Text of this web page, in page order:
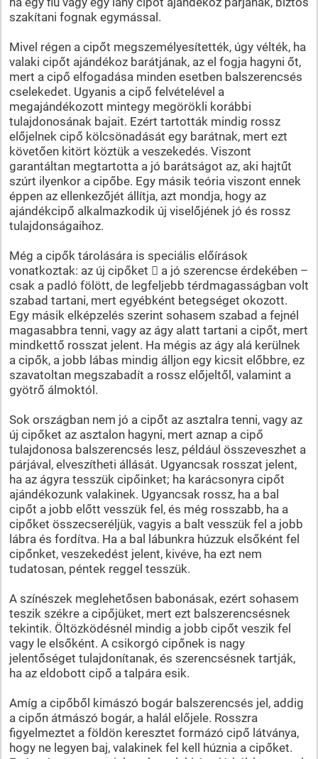
szakítani fognak egymással.
Mivel régen a cipőt megszemélyesítették, úgy vélték, ha
valaki cipőt ajándékoz barátjának, az el fogja hagyni őt,
mert a cipő elfogadása minden esetben balszerencsés
cselekedet. Ugyanis a cipő felvételével a
megajándékozott mintegy megörökli korábbi
tulajdonosának bajait. Ezért tartották mindig rossz
előjelnek cipő kölcsönadását egy barátnak, mert ezt
követően kitört köztük a veszekedés. Viszont
garantáltan megtartotta a jó barátságot az, aki hajtűt
szúrt ilyenkor a cipőbe. Egy másik teória viszont ennek
éppen az ellenkezőjét állítja, azt mondja, hogy az
ajándékcipő alkalmazkodik új viselőjének jó és rossz
tulajdonságaihoz.
Még a cipők tárolására is speciális előírások
vonatkoztak: az új cipőket  a jó szerencse érdekében –
csak a padló fölött, de legfeljebb térdmagasságban volt
szabad tartani, mert egyébként betegséget okozott.
Egy másik elképzelés szerint sohasem szabad a fejnél
magasabbra tenni, vagy az ágy alatt tartani a cipőt, mert
mindkettő rosszat jelent. Ha mégis az ágy alá kerülnek
a cipők, a jobb lábas mindig álljon egy kicsit előbbre, ez
szavatoltan megszabadít a rossz előjeltől, valamint a
gyötrő álmoktól.
Sok országban nem jó a cipőt az asztalra tenni, vagy az
új cipőket az asztalon hagyni, mert aznap a cipő
tulajdonosa balszerencsés lesz, például összeveszhet a
párjával, elveszítheti állását. Ugyancsak rosszat jelent,
ha az ágyra tesszük cipőinket; ha karácsonyra cipőt
ajándékozunk valakinek. Ugyancsak rossz, ha a bal
cipőt a jobb előtt vesszük fel, és még rosszabb, ha a
cipőket összecseréljük, vagyis a balt vesszük fel a jobb
lábra és fordítva. Ha a bal lábunkra húzzuk elsőként fel
cipőnket, veszekedést jelent, kivéve, ha ezt nem
tudatosan, péntek reggel tesszük.
A színészek meglehetősen babonásak, ezért sohasem
teszik székre a cipőjüket, mert ezt balszerencsésnek
tekintik. Öltözködésnél mindig a jobb cipőt veszik fel
vagy le elsőként. A csikorgó cipőnek is nagy
jelentőséget tulajdonítanak, és szerencsésnek tartják,
ha az eldobott cipő a talpára esik.
Amíg a cipőből kimászó bogár balszerencsés jel, addig
a cipőn átmászó bogár, a halál előjele. Rosszra
figyelmeztet a földön keresztet formázó cipő látványa,
hogy ne legyen baj, valakinek fel kell húznia a cipőket.